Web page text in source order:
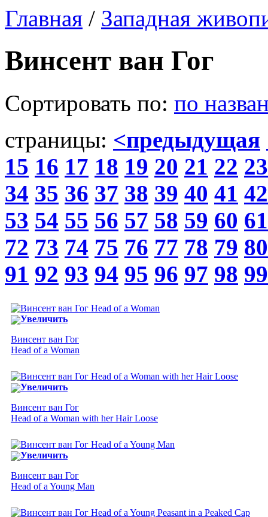
Главная / Западная
Винсент ван Гог
Сортировать по: по
страницы: <предыдущая
15 16 17 18 19 20 21 22 23
34 35 36 37 38 39 40 41 42
53 54 55 56 57 58 59 60 61
72 73 74 75 76 77 78 79 80
91 92 93 94 95 96 97 98 99
Увеличить
Винсент ван Гог
Head of a Woman
Увеличить
Винсент ван Гог
Head of a Woman with her Hair Loose
Увеличить
Винсент ван Гог
Head of a Young Man